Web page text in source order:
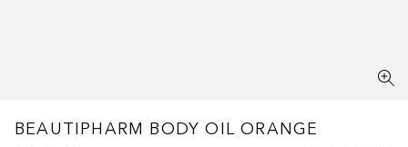
BEAUTIPHARM BODY OIL ORANGE